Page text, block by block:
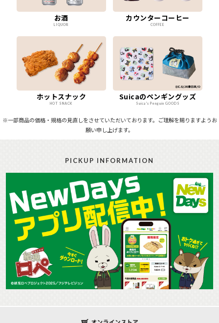
お酒
LIQUOR
カウンターコーヒー
COFFEE
ホットスナック
HOT SNACK
Suicaのペンギングッズ
Suica's Penguin GOODS
※一部商品の価格・規格の見直しをさせていただいております。ご理解を賜りますようお
願い申し上げます。
PICKUP INFORMATION